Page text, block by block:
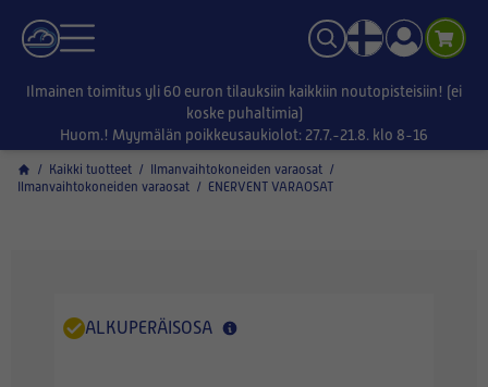
Ilmainen toimitus yli 60 euron tilauksiin kaikkiin noutopisteisiin! (ei
koske puhaltimia)
Huom.! Myymälän poikkeusaukiolot: 27.7.-21.8. klo 8-16
/ Kaikki tuotteet / Ilmanvaihtokoneiden varaosat /
Ilmanvaihtokoneiden varaosat / ENERVENT VARAOSAT
ALKUPERÄISOSA